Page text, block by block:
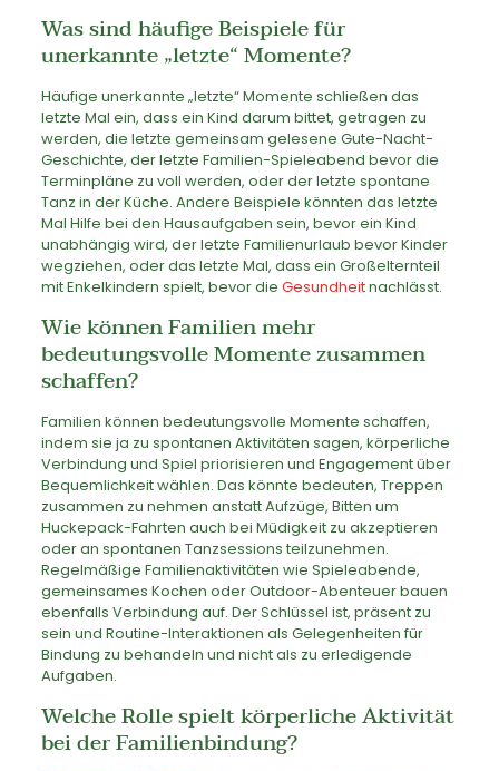
Was sind häufige Beispiele für
unerkannte „letzte“ Momente?
Häufige unerkannte „letzte“ Momente schließen das
letzte Mal ein, dass ein Kind darum bittet, getragen zu
werden, die letzte gemeinsam gelesene Gute-Nacht-
Geschichte, der letzte Familien-Spieleabend bevor die
Terminpläne zu voll werden, oder der letzte spontane
Tanz in der Küche. Andere Beispiele könnten das letzte
Mal Hilfe bei den Hausaufgaben sein, bevor ein Kind
unabhängig wird, der letzte Familienurlaub bevor Kinder
wegziehen, oder das letzte Mal, dass ein Großelternteil
mit Enkelkindern spielt, bevor die Gesundheitnachlässt.
Wie können Familien mehr
bedeutungsvolle Momente zusammen
schaffen?
Familien können bedeutungsvolle Momente schaffen,
indem sie ja zu spontanen Aktivitäten sagen, körperliche
Verbindung und Spiel priorisieren und Engagement über
Bequemlichkeit wählen. Das könnte bedeuten, Treppen
zusammen zu nehmen anstatt Aufzüge, Bitten um
Huckepack-Fahrten auch bei Müdigkeit zu akzeptieren
oder an spontanen Tanzsessions teilzunehmen.
Regelmäßige Familienaktivitäten wie Spieleabende,
gemeinsames Kochen oder Outdoor-Abenteuer bauen
ebenfalls Verbindung auf. Der Schlüssel ist, präsent zu
sein und Routine-Interaktionen als Gelegenheiten für
Bindung zu behandeln und nicht als zu erledigende
Aufgaben.
Welche Rolle spielt körperliche Aktivität
bei der Familienbindung?